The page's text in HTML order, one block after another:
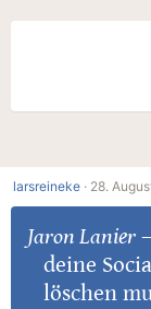
larsreineke · 28.
Jaron Lanier–
deine
löschen